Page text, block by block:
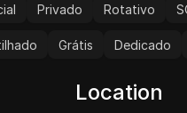
Privado Rotativo
Grátis Dedicado
Location